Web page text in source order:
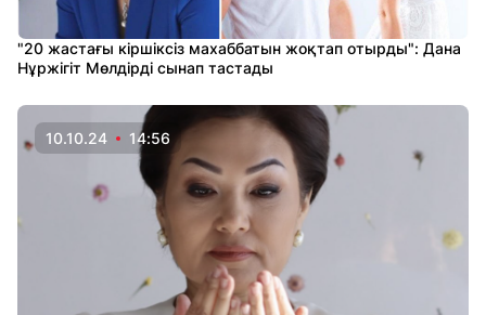
"20 жастағы кіршіксіз махаббатын жоқтап отырды": Дана
Нұржігіт Мөлдірді сынап тастады
10.10.24 14:56